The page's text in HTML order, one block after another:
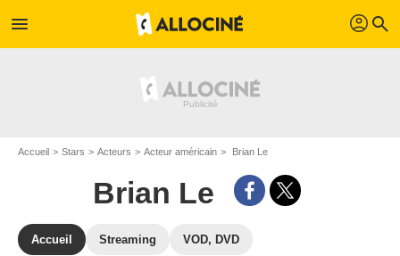
menu profil search
Accueil Stars Acteurs Acteur américain Brian Le
Brian Le
Accueil Streaming VOD, DVD